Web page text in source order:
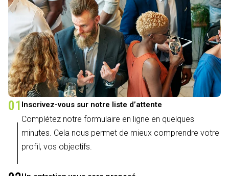
01 Inscrivez-vous sur notre liste d’attente
Complétez notre formulaire en ligne en quelques
minutes. Cela nous permet de mieux comprendre votre
profil, vos objectifs.